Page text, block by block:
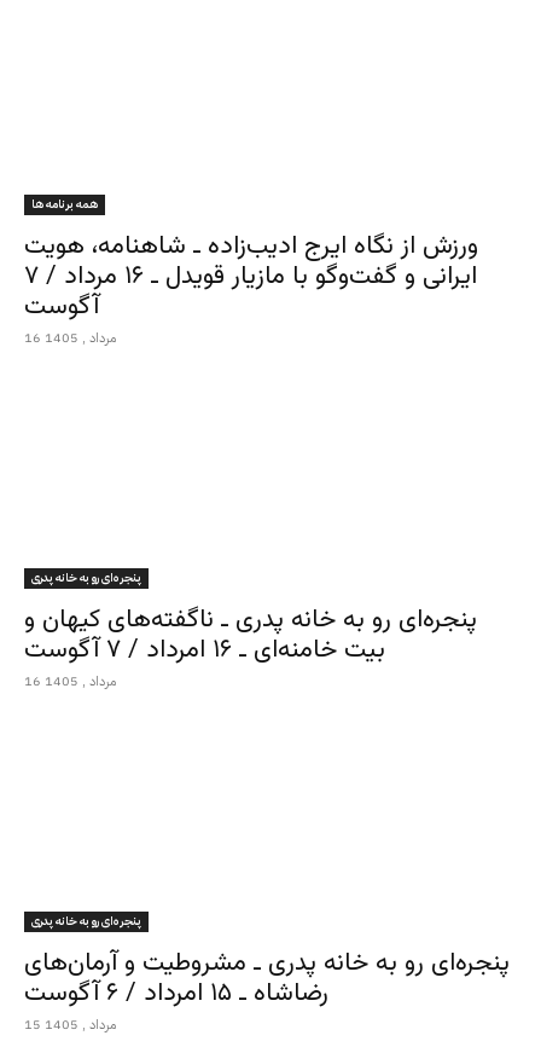
همه برنامه ها
ورزش از نگاه ایرج ادیب‌زاده ـ شاهنامه، هویت
ایرانی و گفت‌وگو با مازیار قویدل ـ ۱۶ مرداد / ۷
آگوست
16 مرداد , 1405
پنجره‌ای رو به خانه پدری
پنجره‌ای رو به خانه پدری ـ ناگفته‌های کیهان و
بیت خامنه‌ای ـ ۱۶ امرداد / ۷ آگوست
16 مرداد , 1405
پنجره‌ای رو به خانه پدری
پنجره‌ای رو به خانه پدری ـ مشروطیت و آرمان‌های
رضاشاه ـ ۱۵ امرداد / ۶ آگوست
15 مرداد , 1405